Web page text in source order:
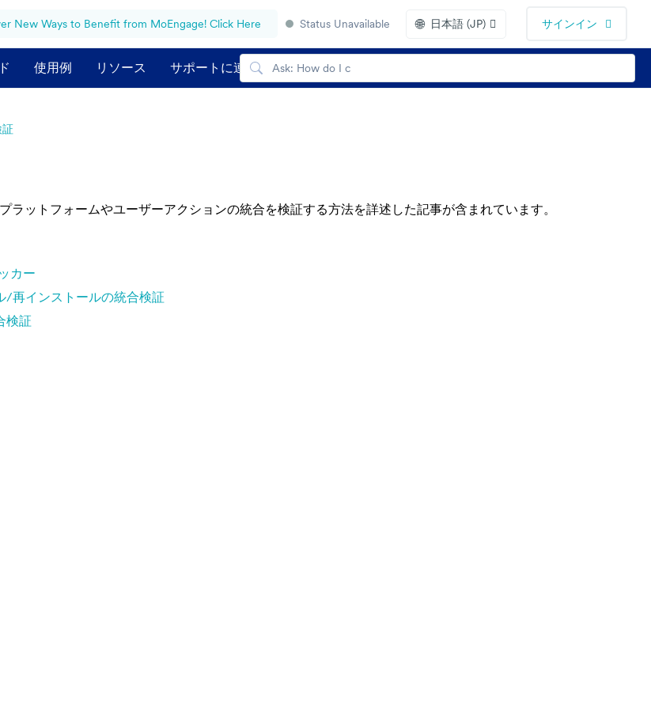
New Ways to Benefit from MoEngage! Click Here Status Unavailable 🌐 日本語 (JP) サインイン
使用例 リソース サポートに連絡する
証
ラットフォームやユーザーアクションの統合を検証する方法を詳述した記事が含まれています。
カー
/再インストールの統合検証
検証